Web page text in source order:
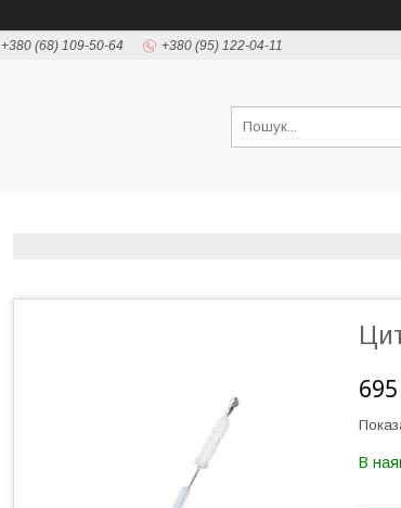
+380 (68) 109-50-64 +380 (95) 122-04-11
В